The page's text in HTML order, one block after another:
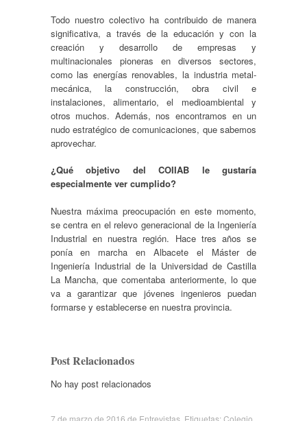
Todo nuestro colectivo ha contribuido de manera
significativa, a través de la educación y con la
creación y desarrollo de empresas y
multinacionales pioneras en diversos sectores,
como las energías renovables, la industria metal-
mecánica, la construcción, obra civil e
instalaciones, alimentario, el medioambiental y
otros muchos. Además, nos encontramos en un
nudo estratégico de comunicaciones, que sabemos
aprovechar.
¿Qué objetivo del COIIAB le gustaría
especialmente ver cumplido?
Nuestra máxima preocupación en este momento,
se centra en el relevo generacional de la Ingeniería
Industrial en nuestra región. Hace tres años se
ponía en marcha en Albacete el Máster de
Ingeniería Industrial de la Universidad de Castilla
La Mancha, que comentaba anteriormente, lo que
va a garantizar que jóvenes ingenieros puedan
formarse y establecerse en nuestra provincia.
Post Relacionados
No hay post relacionados
7 de marzo de 2016 de Entrevistas. Etiquetas:Colegio